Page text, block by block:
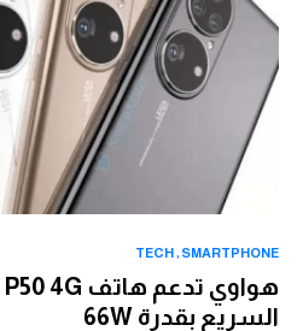
SMARTPHONE
TECH
السريع بقدرة 66W